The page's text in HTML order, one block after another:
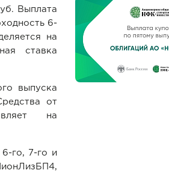
Выплата
6-
на
ставка
выпуска
от
на
го, 7-го и